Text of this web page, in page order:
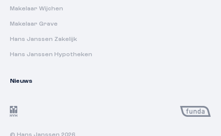
Makelaar Wijchen
Makelaar Grave
Hans Janssen Zakelijk
Hans Janssen Hypotheken
Nieuws